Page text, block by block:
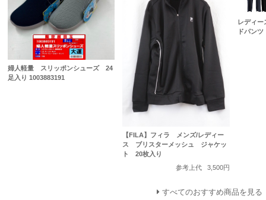
婦人軽量 スリッポンシューズ 24
足入り 1003883191
【FILA】フィラ メンズ/レディー
ス ブリスターメッシュ ジャケッ
ト 20枚入り
参考上代
3,500円
レディ
ドパン
すべてのおすすめ商品を見る